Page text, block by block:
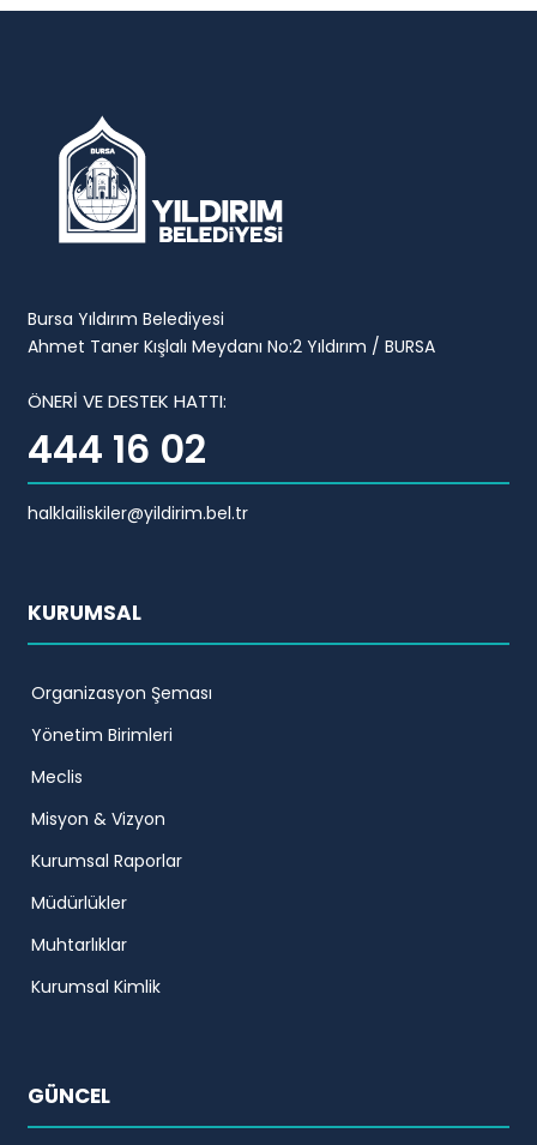
Bursa Yıldırım Belediyesi
Ahmet Taner Kışlalı Meydanı No:2 Yıldırım / BURSA
ÖNERİ VE DESTEK HATTI:
444 16 02
halklailiskiler@yildirim.bel.tr
KURUMSAL
Organizasyon Şeması
Yönetim Birimleri
Meclis
Misyon & Vizyon
Kurumsal Raporlar
Müdürlükler
Muhtarlıklar
Kurumsal Kimlik
GÜNCEL